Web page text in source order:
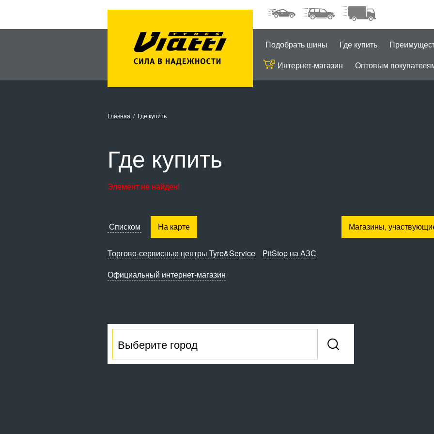
Подобрать шины Где купить
Интернет-магазин
Оптовым
Главная Где купить
Где купить
Элемент не найден!
Списком На карте
Торгово-сервисные центры Tyre&Service
PitStop на АЗС
Официальный интернет-магазин
Магазины,